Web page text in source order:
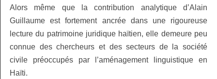
Alors même que la contribution analytique d’Alain
Guillaume est fortement ancrée dans une rigoureuse
lecture du patrimoine juridique haïtien, elle demeure peu
connue des chercheurs et des secteurs de la société
civile préoccupés par l’aménagement linguistique en
Haïti.